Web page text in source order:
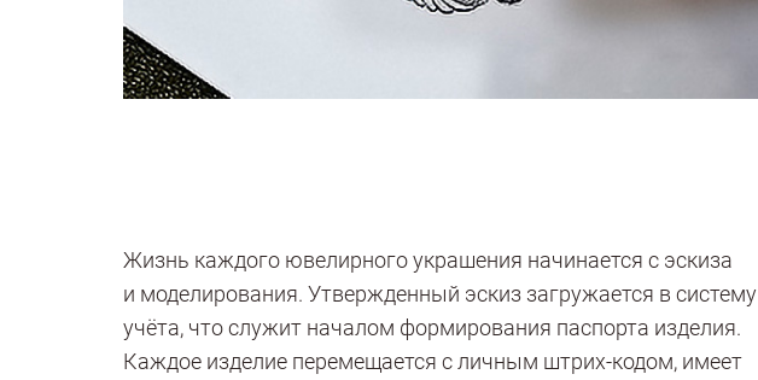
Жизнь каждого ювелирного украшения начинается с эскиза
и моделирования. Утвержденный эскиз загружается в систему
учёта, что служит началом формирования паспорта изделия.
Каждое изделие перемещается с личным штрих-кодом, имеет